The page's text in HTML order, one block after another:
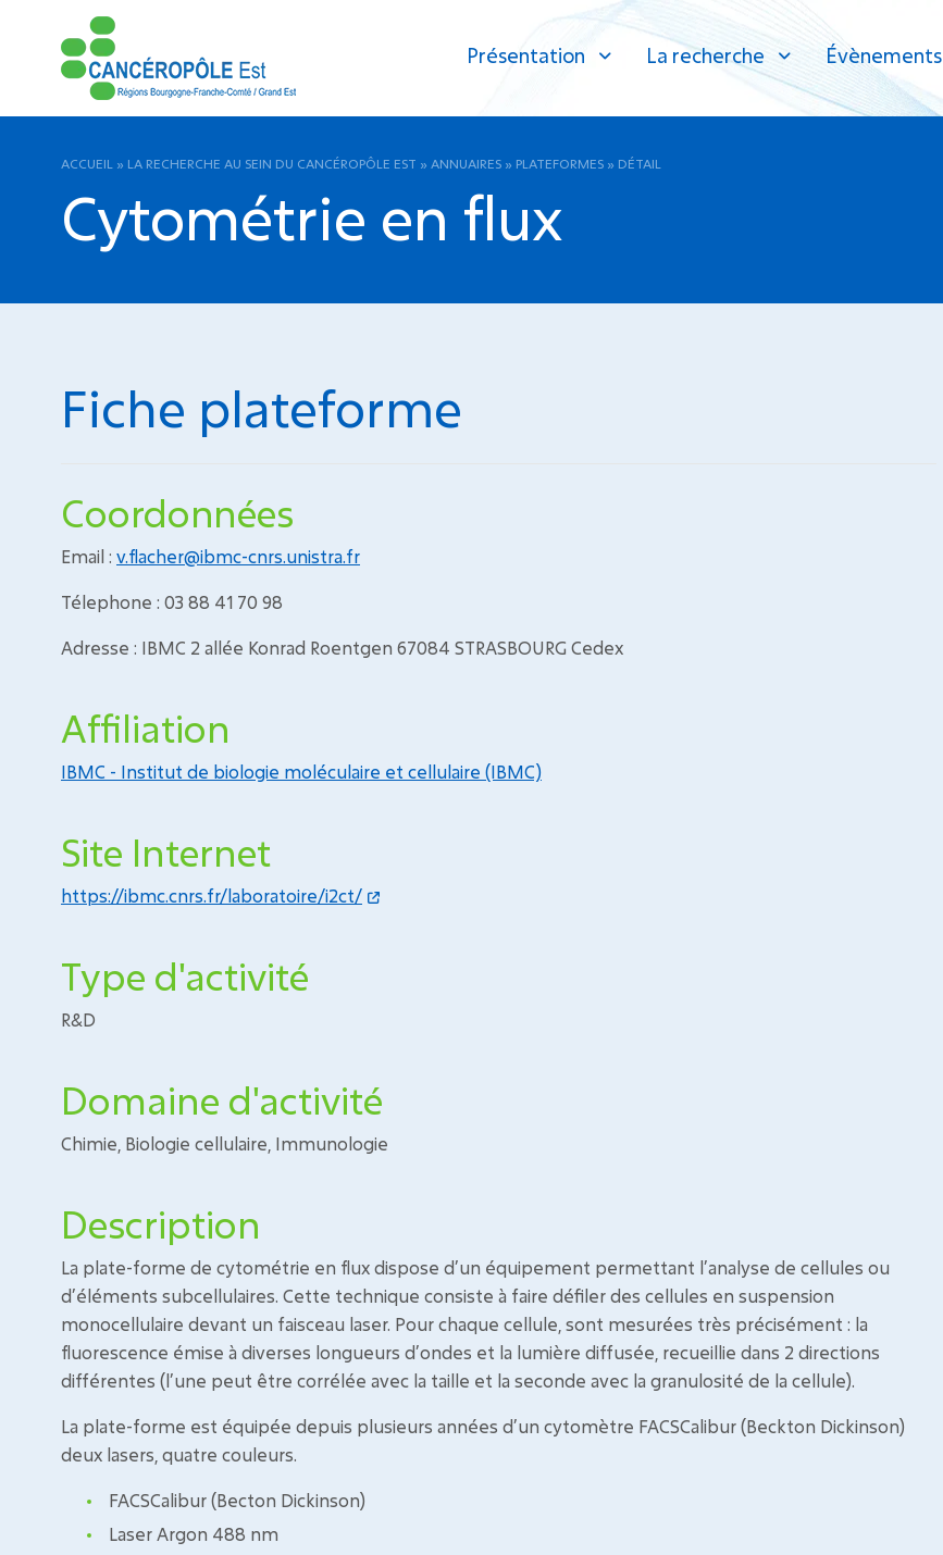
Présentation La recherche Évènements
ACCUEIL » LA RECHERCHE AU SEIN DU CANCÉROPÔLE EST » ANNUAIRES » PLATEFORMES » DÉTAIL
Cytométrie en flux
Fiche plateforme
Coordonnées
Email : v.flacher@ibmc-cnrs.unistra.fr
Télephone : 03 88 41 70 98
Adresse : IBMC 2 allée Konrad Roentgen 67084 STRASBOURG Cedex
Affiliation
IBMC - Institut de biologie moléculaire et cellulaire (IBMC)
Site Internet
https://ibmc.cnrs.fr/laboratoire/i2ct/
Type d'activité
R&D
Domaine d'activité
Chimie, Biologie cellulaire, Immunologie
Description
La plate-forme de cytométrie en flux dispose d’un équipement permettant l’analyse de cellules ou
d’éléments subcellulaires. Cette technique consiste à faire défiler des cellules en suspension
monocellulaire devant un faisceau laser. Pour chaque cellule, sont mesurées très précisément : la
fluorescence émise à diverses longueurs d’ondes et la lumière diffusée, recueillie dans 2 directions
différentes (l’une peut être corrélée avec la taille et la seconde avec la granulosité de la cellule).
La plate-forme est équipée depuis plusieurs années d’un cytomètre FACSCalibur (Beckton Dickinson)
deux lasers, quatre couleurs.
FACSCalibur (Becton Dickinson)
Laser Argon 488 nm